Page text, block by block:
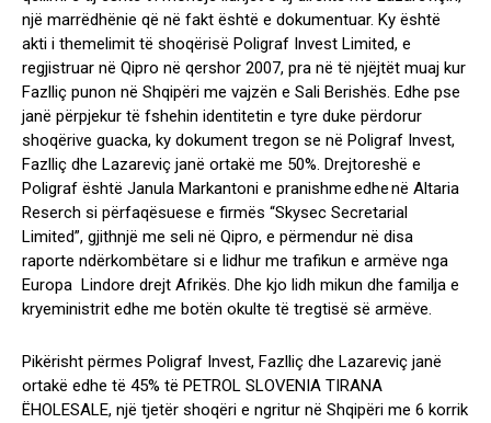
një marrëdhënie që në fakt është e dokumentuar. Ky është
akti i themelimit të shoqërisë Poligraf Invest Limited, e
regjistruar në Qipro në qershor 2007, pra në të njëjtët muaj kur
Fazlliç punon në Shqipëri me vajzën e Sali Berishës. Edhe pse
janë përpjekur të fshehin identitetin e tyre duke përdorur
shoqërive guacka, ky dokument tregon se në Poligraf Invest,
Fazlliç dhe Lazareviç janë ortakë me 50%. Drejtoreshë e
Poligraf është Janula Markantoni e pranishme edhe në Altaria
Reserch si përfaqësuese e firmës “Skysec Secretarial
Limited”, gjithnjë me seli në Qipro, e përmendur në disa
raporte ndërkombëtare si e lidhur me trafikun e armëve nga
Europa Lindore drejt Afrikës. Dhe kjo lidh mikun dhe familja e
kryeministrit edhe me botën okulte të tregtisë së armëve.
Pikërisht përmes Poligraf Invest, Fazlliç dhe Lazareviç janë
ortakë edhe të 45% të PETROL SLOVENIA TIRANA
ËHOLESALE, një tjetër shoqëri e ngritur në Shqipëri me 6 korrik